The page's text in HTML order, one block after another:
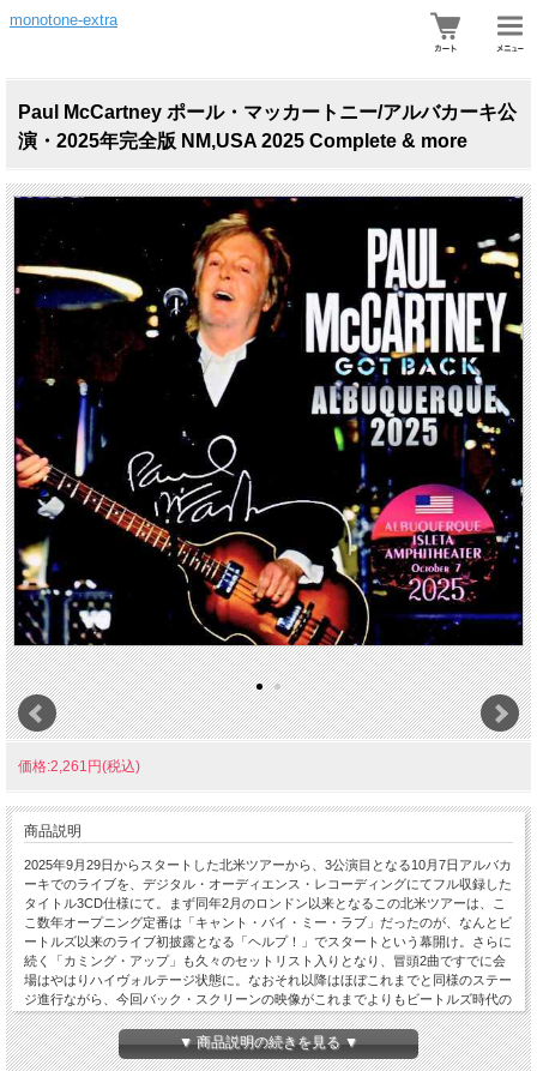
monotone-extra
Paul McCartney ポール・マッカートニー/アルバカーキ公
演・2025年完全版 NM,USA 2025 Complete & more
価格:2,261円(税込)
商品説明
2025年9月29日からスタートした北米ツアーから、3公演目となる10月7日アルバカ
ーキでのライブを、デジタル・オーディエンス・レコーディングにてフル収録した
タイトル3CD仕様にて。まず同年2月のロンドン以来となるこの北米ツアーは、こ
こ数年オープニング定番は「キャント・バイ・ミー・ラブ」だったのが、なんとビ
ートルズ以来のライブ初披露となる「ヘルプ！」でスタートという幕開け。さらに
続く「カミング・アップ」も久々のセットリスト入りとなり、冒頭2曲ですでに会
場はやはりハイヴォルテージ状態に。なおそれ以降はほぼこれまでと同様のステー
ジ進行ながら、今回バック・スクリーンの映像がこれまでよりもビートルズ時代の
貴重映像をふんだんに用いた造りとなっており、「ナウ・アンド・ゼン」や「アイ
ヴ・ガット・ア・フィーリング」といった話題のナンバーも含めて、ステージ演出
がさらに進化しているところは大きなポイント。さらにボーナス的に当日と、この
▼ 商品説明の続きを見る ▼